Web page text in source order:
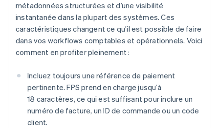
métadonnées structurées et d’une visibilité
instantanée dans la plupart des systèmes. Ces
caractéristiques changent ce qu’il est possible de faire
dans vos workflows comptables et opérationnels. Voici
comment en profiter pleinement :
Incluez toujours une référence de paiement
pertinente. FPS prend en charge jusqu’à
18 caractères, ce qui est suffisant pour inclure un
numéro de facture, un ID de commande ou un code
client.